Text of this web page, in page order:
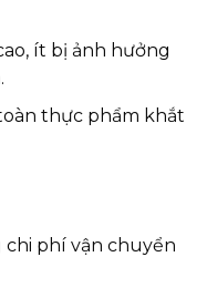
ít bị ảnh hưởng
thực phẩm khắt
phí vận chuyển